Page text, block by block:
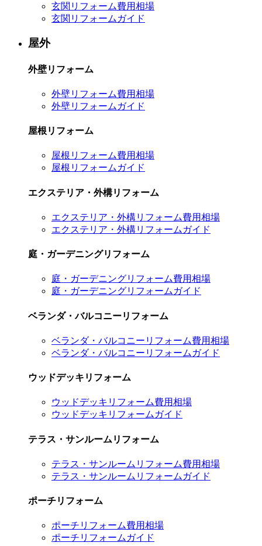
玄関リフォーム費用相場
玄関リフォームガイド
屋外
外壁リフォーム
外壁リフォーム費用相場
外壁リフォームガイド
屋根リフォーム
屋根リフォーム費用相場
屋根リフォームガイド
エクステリア・外構リフォーム
エクステリア・外構リフォーム費用相場
エクステリア・外構リフォームガイド
庭・ガーデニングリフォーム
庭・ガーデニングリフォーム費用相場
庭・ガーデニングリフォームガイド
ベランダ・バルコニーリフォーム
ベランダ・バルコニーリフォーム費用相場
ベランダ・バルコニーリフォームガイド
ウッドデッキリフォーム
ウッドデッキリフォーム費用相場
ウッドデッキリフォームガイド
テラス・サンルームリフォーム
テラス・サンルームリフォーム費用相場
テラス・サンルームリフォームガイド
ポーチリフォーム
ポーチリフォーム費用相場
ポーチリフォームガイド